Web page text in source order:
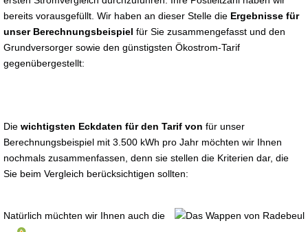
bereits vorausgefüllt. Wir haben an dieser Stelle die Ergebnisse für
unser Berechnungsbeispiel für Sie zusammengefasst und den
Grundversorger sowie den günstigsten Ökostrom-Tarif
gegenübergestellt:
Die wichtigsten Eckdaten für den Tarif von für unser
Berechnungsbeispiel mit 3.500 kWh pro Jahr möchten wir Ihnen
nochmals zusammenfassen, denn sie stellen die Kriterien dar, die
Sie beim Vergleich berücksichtigen sollten:
Natürlich müchten wir Ihnen auch die